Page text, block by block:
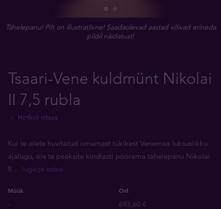
Tähelepanu! Pilt on illustratiivne! Saadaolevad aastad võivad erineda
pildil näidatust!
Tsaari-Vene kuldmünt Nikolai
II 7,5 rubla
Hetkel otsas
Kui te olete huvitatud omamast tükikest Venemaa luksuslikku
ajalugu, siis te peaksite kindlasti pöörama tähelepanu Nikolai
II ... lugege edasi
Müük Ost
- 693,60 €